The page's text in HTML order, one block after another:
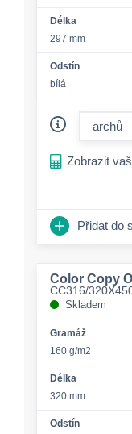
Délka
297 mm
Odstín
bílá
Zobrazit
Přidat do
Color Copy
CC316/
Skladem
Gramáž
160 g/m2
Délka
320 mm
Odstín